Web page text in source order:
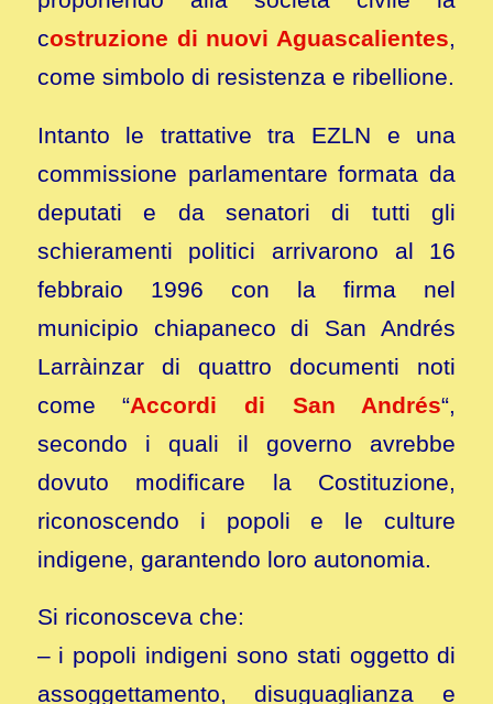
costruzione di nuovi Aguascalientes,
come simbolo di resistenza e ribellione.
Intanto le trattative tra EZLN e una
commissione parlamentare formata da
deputati e da senatori di tutti gli
schieramenti politici arrivarono al 16
febbraio 1996 con la firma nel
municipio chiapaneco di San Andrés
Larràinzar di quattro documenti noti
come “Accordi di San Andrés“,
secondo i quali il governo avrebbe
dovuto modificare la Costituzione,
riconoscendo i popoli e le culture
indigene, garantendo loro autonomia.
Si riconosceva che:
– i popoli indigeni sono stati oggetto di
assoggettamento, disuguaglianza e